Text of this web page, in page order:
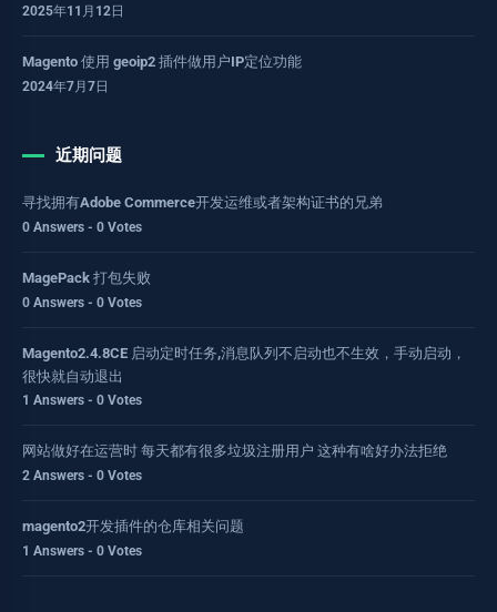
2025年11月12日
Magento 使用 geoip2 插件做用户IP定位功能
2024年7月7日
近期问题
寻找拥有Adobe Commerce开发运维或者架构证书的兄弟
0 Answers - 0 Votes
MagePack 打包失败
0 Answers - 0 Votes
Magento2.4.8CE 启动定时任务,消息队列不启动也不生效，手动启动，
很快就自动退出
1 Answers - 0 Votes
网站做好在运营时 每天都有很多垃圾注册用户 这种有啥好办法拒绝
2 Answers - 0 Votes
magento2开发插件的仓库相关问题
1 Answers - 0 Votes